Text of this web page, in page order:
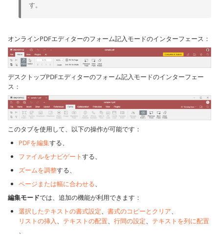
す。
オンラインPDFエディターのフォーム記入モードのインターフェース：
デスクトップPDFエディターのフォーム記入モードのインターフェー
ス：
このタブを使用して、以下の操作が可能です：
PDFを編集する、
ファイルをナビゲートする、
ズームを調整する、
ページまたは幅に合わせる、
編集モードでは、追加の機能が利用できます：
選択したテキストの書式設定、 書式のコピーとクリア、
リストの挿入、 テキストの配置、 行間の設定、 テキストを列に配置
、